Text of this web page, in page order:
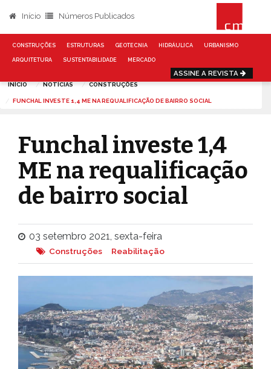
Início Números Publicados
CONSTRUÇÕES ESTRUTURAS GEOTECNIA HIDRÁULICA URBANISMO
ARQUITETURA SUSTENTABILIDADE MERCADO
ASSINE A REVISTA
INÍCIO NOTÍCIAS CONSTRUÇÕES
FUNCHAL INVESTE 1,4 ME NA REQUALIFICAÇÃO DE BAIRRO SOCIAL
Funchal investe 1,4
ME na requalificação
de bairro social
03 setembro 2021, sexta-feira
Construções Reabilitação